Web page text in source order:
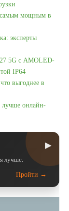
самым мощным в
эксперты
5G с AMOLED-
IP64
выгоднее в
лучше онлайн-
▶
лучше.
Пройти →